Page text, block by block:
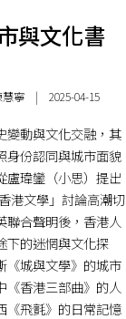
與文化書
慧寧| 2025-04-15
變動與文化交融，其
身份認同與城市面貌
盧瑋鑾（小思）提出
港文學」討論高潮切
聯合聲明後，香港人
下的迷惘與文化探
《城與文學》的城市
《香港三部曲》的人
《飛氈》的日常記憶